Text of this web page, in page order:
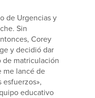
de Urgencias y
Sin
Corey
y decidió dar
de matriculación
me lancé de
educativo